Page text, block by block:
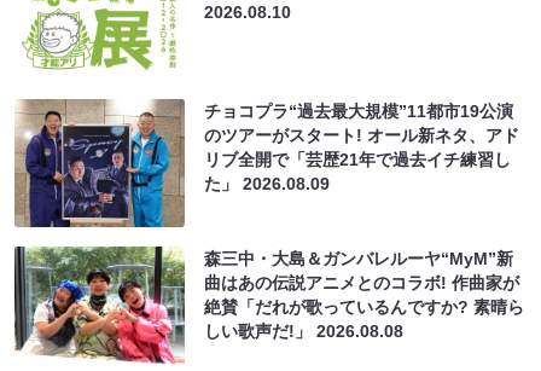
2026.08.10
チョコプラ“過去最大規模”11都市19公演
のツアーがスタート! オール新ネタ、アド
リブ全開で「芸歴21年で過去イチ練習し
た」2026.08.09
森三中・大島＆ガンバレルーヤ“MyM”新
曲はあの伝説アニメとのコラボ! 作曲家が
絶賛「だれが歌っているんですか? 素晴ら
しい歌声だ!」2026.08.08